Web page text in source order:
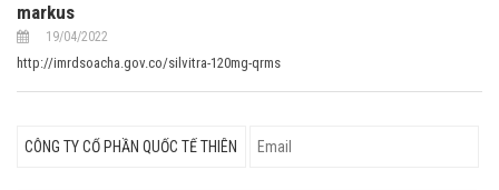
markus
19/04/2022
http://imrdsoacha.gov.co/silvitra-120mg-qrms